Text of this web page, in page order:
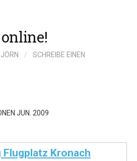
/
SCHREIBE EINEN
JUN. 2009
Flugplatz Kronach